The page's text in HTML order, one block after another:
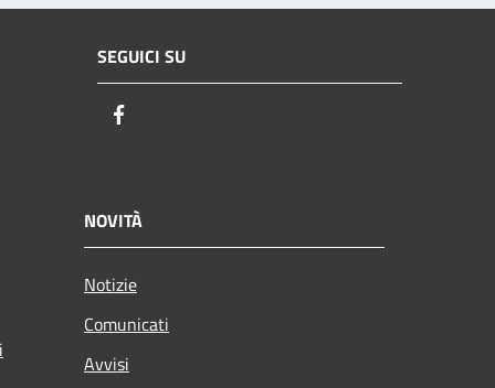
SEGUICI SU
NOVITÀ
Notizie
Comunicati
Avvisi